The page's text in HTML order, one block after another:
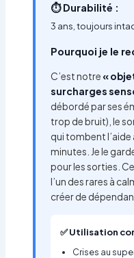
⏱️ Durabilité :
3 ans, toujours
Pourquoi je le
C’est notre «
surcharges
débordé par ses
trop de bruit), le
qui tombent l’aide
minutes. Je le
pour les sorties.
l’un des rares à
créer de
✅ Utilisation
Crises au